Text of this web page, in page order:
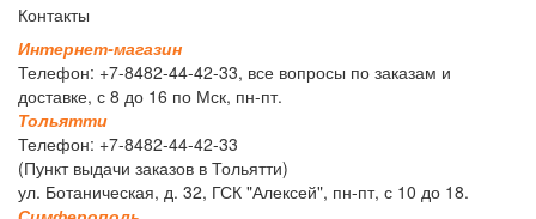
Контакты
Интернет-магазин
Телефон: +7-8482-44-42-33, все вопросы по заказам и
доставке, с 8 до 16 по Мск, пн-пт.
Тольятти
Телефон: +7-8482-44-42-33
(Пункт выдачи заказов в Тольятти)
ул. Ботаническая, д. 32, ГСК "Алексей", пн-пт, с 10 до 18.